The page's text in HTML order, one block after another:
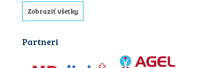
Zobraziť všetky
Partneri